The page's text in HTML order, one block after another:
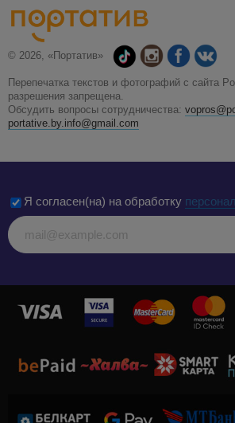
© 2026, «Портатив»
Перепечатка текстов и фотографий с сайта
разрешения запрещена.
Обсудить вопросы сотрудничества:
portative.by.info@gmail.com
Я согласен(на) на обработку